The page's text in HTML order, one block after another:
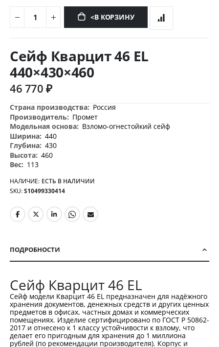
<В КОРЗИНУ
началу
изображений
Сейф Кварцит 46 EL
440×430×460
46 770 ₽
Дополнительная
информация
Россия
Промет
Взломо-огнестойкий сейф
440
430
460
113
НАЛИЧИЕ: ЕСТЬ В НАЛИЧИИ
SKU S10499330414
ПОДРОБНОСТИ
Сейф Кварцит 46 EL
Сейф модели Кварцит 46 EL предназначен для надёжного
хранения документов, денежных средств и других ценных
предметов в офисах, частных домах и коммерческих
помещениях. Изделие сертифицировано по ГОСТ Р 50862-
2017 и отнесено к 1 классу устойчивости к взлому, что
делает его пригодным для хранения до 1 миллиона
рублей (по рекомендации производителя). Корпус и